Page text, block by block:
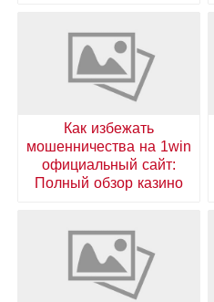
Как избежать
мошенничества на 1win
официальный сайт:
Полный обзор казино